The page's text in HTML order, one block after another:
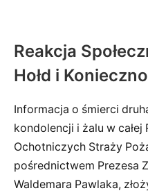
Reakcja
Hołd i
Informacja o śmierci
kondolencji i żalu w całej
Ochotniczych Straży
pośrednictwem Prezesa
Waldemara Pawlaka,